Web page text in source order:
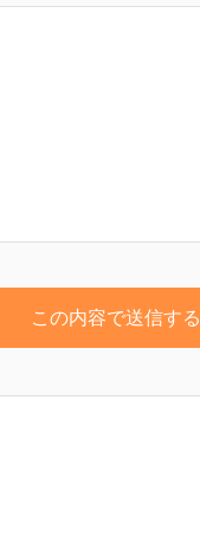
この内容で送信する